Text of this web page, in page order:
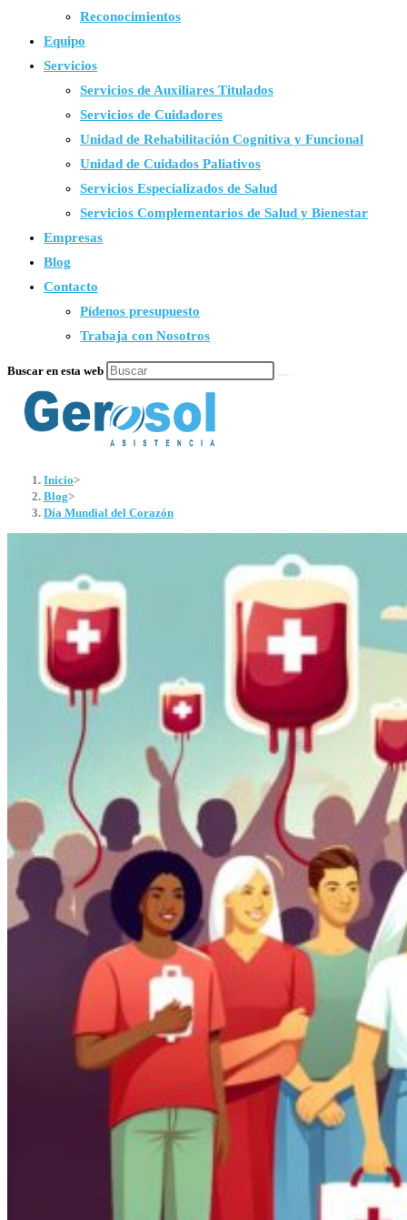
Reconocimientos
Equipo
Servicios
Servicios de Auxiliares Titulados
Servicios de Cuidadores
Unidad de Rehabilitación Cognitiva y Funcional
Unidad de Cuidados Paliativos
Servicios Especializados de Salud
Servicios Complementarios de Salud y Bienestar
Empresas
Blog
Contacto
Pídenos presupuesto
Trabaja con Nosotros
Buscar en esta web
Inicio>
Blog>
Día Mundial del Corazón